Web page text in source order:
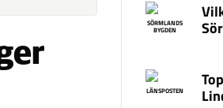
SÖRMLANDS
BYGDEN
LÄNSPOSTEN